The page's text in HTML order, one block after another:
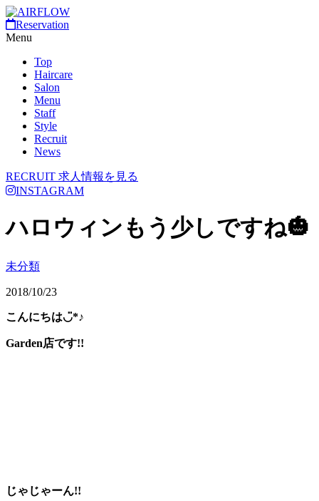
Reservation
Menu
Top
Haircare
Salon
Menu
Staff
Style
Recruit
News
RECRUIT 求人情報を見る
INSTAGRAM
ハロウィンもう少しですね🎃
未分類
2018/10/23
こんにちは◡̈*♪
Garden店です!!
じゃじゃーん!!